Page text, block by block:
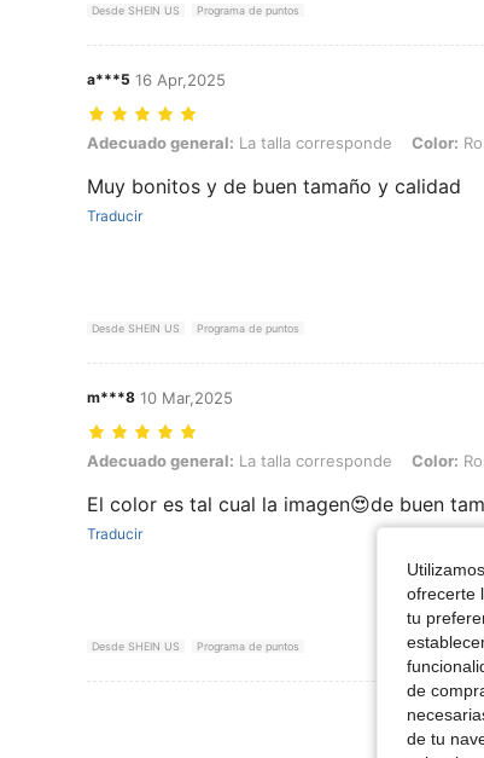
Desde SHEIN US Programa de puntos
a***5 16 Apr,2025
Adecuado general: La talla corresponde, Color: Rosa
Adecuado general: La talla corresponde Color:
Muy bonitos y de buen tamaño y calidad
Traducir
Desde SHEIN US Programa de puntos
m***8 10 Mar,2025
Adecuado general: La talla corresponde, Color: Rosa
Adecuado general: La talla corresponde Color:
El color es tal cual la imagen😍de buen
Traducir
Desde SHEIN US Programa de puntos
Ver
ofrecerte
tu
de
de tu